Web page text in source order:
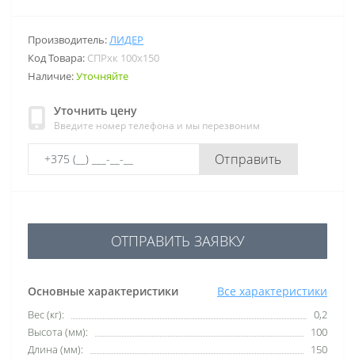
Производитель:ЛИДЕР
Код Товара: СПРхк 100х150
Наличие:Уточняйте
Уточнить цену
Введите номер телефона и мы перезвоним
Отправить
Основные характеристики Все характеристики
Вес (кг):
0,2
Высота (мм):
100
Длина (мм):
150
ОТПРАВИТЬ ЗАЯВКУ